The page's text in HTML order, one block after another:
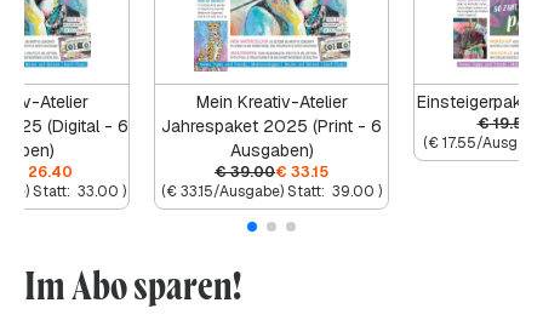
Atelier
(Digital - 6
26.40
Statt: 33.00 )
Mein Kreativ-Atelier
Jahrespaket 2025 (Print - 6
Ausgaben)
€39.00€ 33.15
(€33.15/Ausgabe) Statt: 39.00 )
Einsteigerpaket
€19.50
(€17.55/
Im Abo sparen!